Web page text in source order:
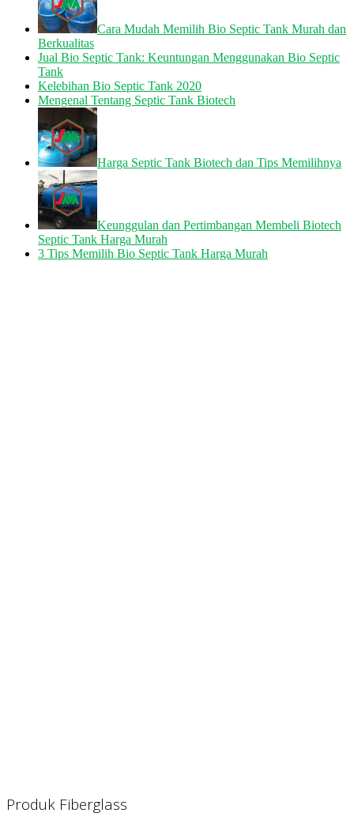
Cara Mudah Memilih Bio Septic Tank Murah dan
Berkualitas
Jual Bio Septic Tank: Keuntungan Menggunakan Bio Septic
Tank
Kelebihan Bio Septic Tank 2020
Mengenal Tentang Septic Tank Biotech
Harga Septic Tank Biotech dan Tips Memilihnya
Keunggulan dan Pertimbangan Membeli Biotech
Septic Tank Harga Murah
3 Tips Memilih Bio Septic Tank Harga Murah
Produk Fiberglass